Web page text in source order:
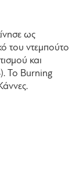
ως
του ντεμπούτο
και
Το Burning